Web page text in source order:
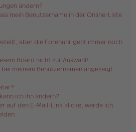
ändern?
mein Benutzername in der Online-Liste
aber die Forenuhr geht immer noch
Board nicht zur Auswahl!
meinem Benutzernamen angezeigt
ich ihn ändern?
auf den E-Mail-Link klicke, werde ich